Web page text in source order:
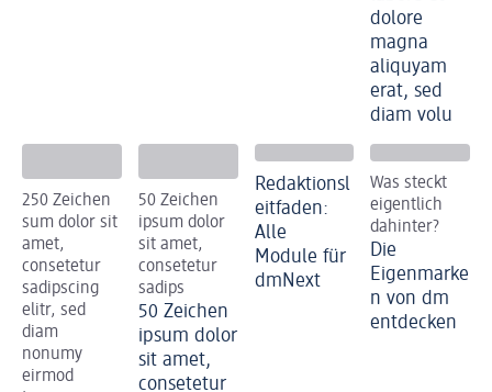
dolore
magna
aliquyam
erat, sed
diam volu
250 Zeichen
sum dolor sit
amet,
consetetur
sadipscing
elitr, sed
diam
nonumy
eirmod
50 Zeichen
ipsum dolor
sit amet,
consetetur
sadips
50 Zeichen
ipsum dolor
sit amet,
consetetur
Redaktionsl
eitfaden:
Alle
Module für
dmNext
Was steckt
eigentlich
dahinter?
Die
Eigenmarke
n von dm
entdecken